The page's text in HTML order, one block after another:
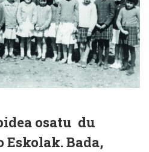
osatu du
Bada,